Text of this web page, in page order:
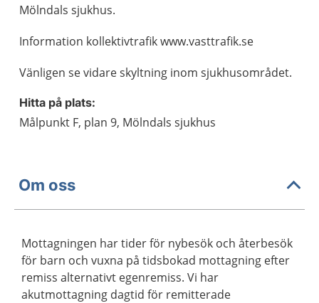
Mölndals sjukhus.
Information kollektivtrafik www.vasttrafik.se
Vänligen se vidare skyltning inom sjukhusområdet.
Hitta på plats:
Målpunkt F, plan 9, Mölndals sjukhus
Om oss
Mottagningen har tider för nybesök och återbesök
för barn och vuxna på tidsbokad mottagning efter
remiss alternativt egenremiss. Vi har
akutmottagning dagtid för remitterade